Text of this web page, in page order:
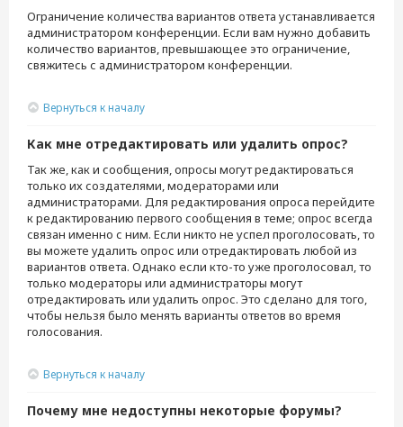
Ограничение количества вариантов ответа устанавливается
администратором конференции. Если вам нужно добавить
количество вариантов, превышающее это ограничение,
свяжитесь с администратором конференции.
Вернуться к началу
Как мне отредактировать или удалить опрос?
Так же, как и сообщения, опросы могут редактироваться
только их создателями, модераторами или
администраторами. Для редактирования опроса перейдите
к редактированию первого сообщения в теме; опрос всегда
связан именно с ним. Если никто не успел проголосовать, то
вы можете удалить опрос или отредактировать любой из
вариантов ответа. Однако если кто-то уже проголосовал, то
только модераторы или администраторы могут
отредактировать или удалить опрос. Это сделано для того,
чтобы нельзя было менять варианты ответов во время
голосования.
Вернуться к началу
Почему мне недоступны некоторые форумы?